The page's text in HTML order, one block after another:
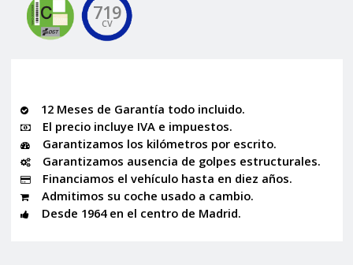
719
CV
12 Meses de Garantía todo incluido.
El precio incluye IVA e impuestos.
Garantizamos los kilómetros por escrito.
Garantizamos ausencia de golpes estructurales.
Financiamos el vehículo hasta en diez años.
Admitimos su coche usado a cambio.
Desde 1964 en el centro de Madrid.